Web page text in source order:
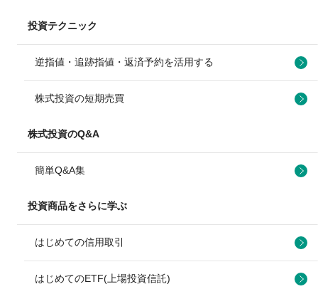
投資テクニック
逆指値・追跡指値・返済予約を活用する
株式投資の短期売買
株式投資のQ&A
簡単Q&A集
投資商品をさらに学ぶ
はじめての信用取引
はじめてのETF(上場投資信託)